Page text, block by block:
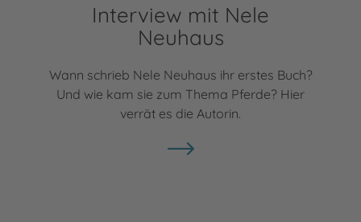
Interview mit Nele
Neuhaus
Wann schrieb Nele Neuhaus ihr erstes Buch?
Und wie kam sie zum Thema Pferde? Hier
verrät es die Autorin.